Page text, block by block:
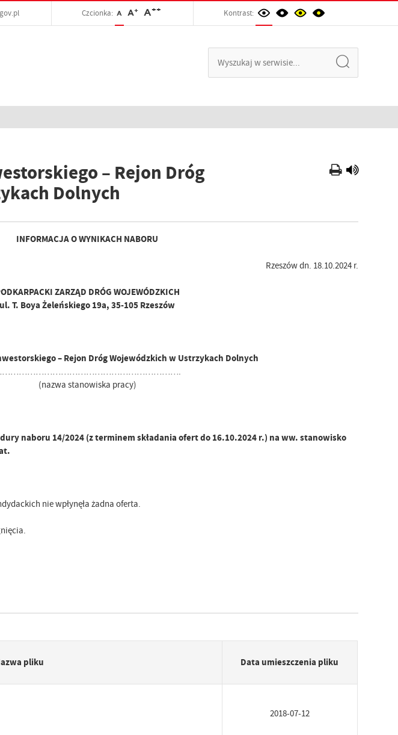
Czcionka: A A+ A++ Kontrast:
– Rejon Dróg
Dolnych
INFORMACJA O WYNIKACH NABORU
Rzeszów dn. 18.10.2024 r.
ZARZĄD DRÓG WOJEWÓDZKICH
ul. T. Boya Żeleńskiego 19a, 35-105 Rzeszów
– Rejon Dróg Wojewódzkich w Ustrzykach Dolnych
(nazwa stanowiska pracy)
naboru 14/2024 (z terminem składania ofert do 16.10.2024 r.) na ww. stanowisko
nie wpłynęła żadna oferta.
pliku Data umieszczenia pliku
2018-07-12